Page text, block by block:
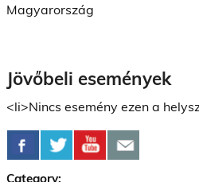
Magyarország
Jövőbeli események
<li>Nincs esemény ezen a
Category: